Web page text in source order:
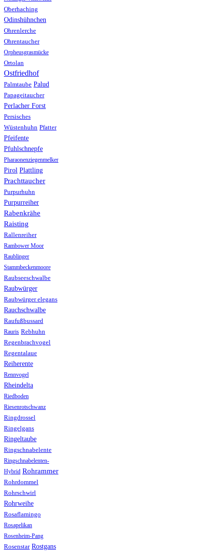
Oberhaching
Odinshühnchen
Ohrenlerche
Ohrentaucher
Orpheusgrasmücke
Ortolan
Ostfriedhof
Palmtaube Palud
Papageitaucher
Perlacher Forst
Persisches
Wüstenhuhn Pfatter
Pfeifente
Pfuhlschnepfe
Pharaonenziegenmelker
Pirol Plattling
Prachttaucher
Purpurhuhn
Purpurreiher
Rabenkrähe
Raisting
Rallenreiher
Rambower Moor
Raublinger
Stammbeckenmoore
Raubseeschwalbe
Raubwürger
Raubwürger elegans
Rauchschwalbe
Raufußbussard
Rauris Rebhuhn
Regenbrachvogel
Regentalaue
Reiherente
Rennvogel
Rheindelta
Riedboden
Riesenrotschwanz
Ringdrossel
Ringelgans
Ringeltaube
Ringschnabelente
Ringschnabelenten-
Hybrid Rohrammer
Rohrdommel
Rohrschwirl
Rohrweihe
Rosaflamingo
Rosapelikan
Rosenheim-Pang
Rosenstar Rostgans